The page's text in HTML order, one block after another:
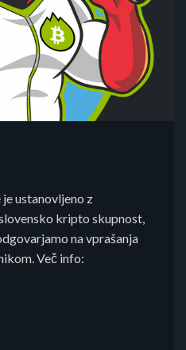
ustanovljeno z
kripto skupnost,
na vprašanja
Več info: